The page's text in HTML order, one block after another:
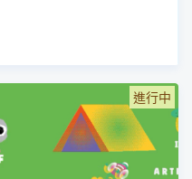
進行中